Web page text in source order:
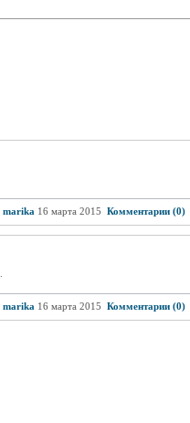
marika 16 марта 2015 Комментарии (0)
marika 16 марта 2015 Комментарии (0)